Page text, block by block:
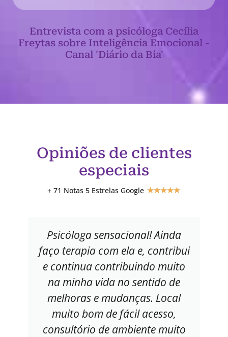
Entrevista com a psicóloga Cecília
Freytas sobre Inteligência Emocional -
Canal 'Diário da Bia'
Opiniões de clientes
especiais
+ 71 Notas 5 Estrelas Google ★★★★★
Psicóloga sensacional! Ainda
faço terapia com ela e, contribui
e continua contribuindo muito
na minha vida no sentido de
melhoras e mudanças. Local
muito bom de fácil acesso,
consultório de ambiente muito